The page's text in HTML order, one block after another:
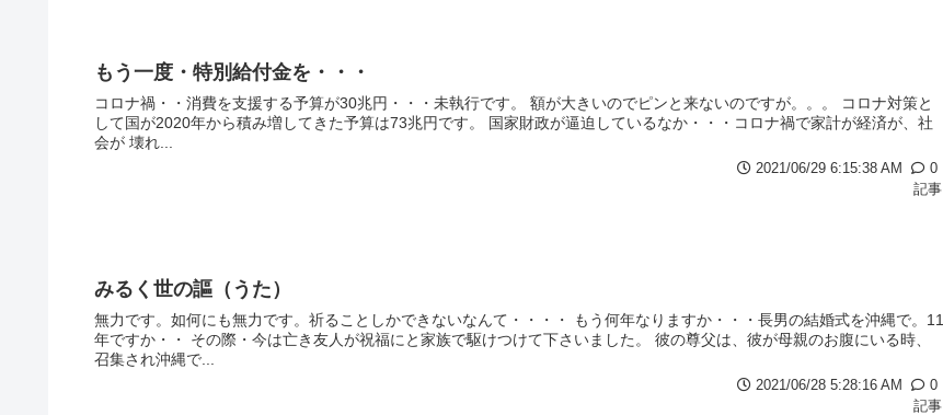
もう一度・特別給付金を・・・
コロナ禍・・消費を支援する予算が30兆円・・・未執行です。 額が大きいのでピンと来ないのですが。。。 コロナ対策と
して国が2020年から積み増してきた予算は73兆円です。 国家財政が逼迫しているなか・・・コロナ禍で家計が経済が、社
会が 壊れ...
2021/06/29 6:15:38 AM
0
記事
みるく世の謳（うた）
無力です。如何にも無力です。祈ることしかできないなんて・・・・ もう何年なりますか・・・長男の結婚式を沖縄で。11
年ですか・・ その際・今は亡き友人が祝福にと家族で駆けつけて下さいました。 彼の尊父は、彼が母親のお腹にいる時、
召集され沖縄で...
2021/06/28 5:28:16 AM
0
記事